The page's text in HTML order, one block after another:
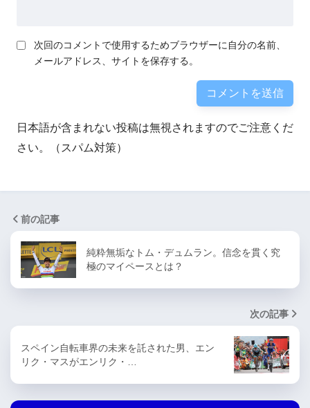
次回のコメントで使用するためブラウザーに自分の名前、
メールアドレス、サイトを保存する。
日本語が含まれない投稿は無視されますのでご注意くだ
さい。（スパム対策）
前の記事
純粋無垢なトム・デュムラン。信念を貫く究
極のマイペースとは？
次の記事
スペイン自転車界の未来を託された男、エン
リク・マスがエンリク・…